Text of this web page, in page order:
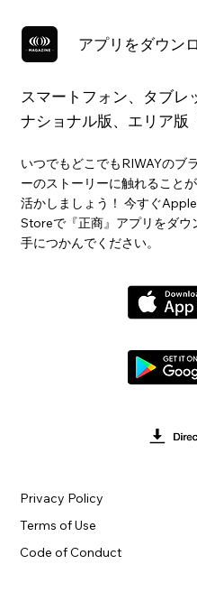
アプリをダウン
スマートフォン、タブレ
ナショナル版、エリア版
いつでもどこでもRIWAYのブ
ーのストーリーに触れること
活かしましょう！ 今すぐ
Storeで『正商』アプリをダウ
手につかんでください。
Terms of Use
Privacy Policy
Code of Conduct